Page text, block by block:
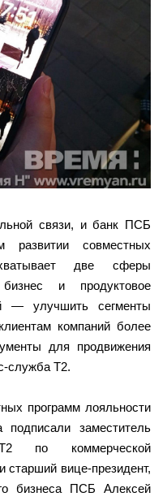
связи, и банк ПСБ
развитии совместных
две сферы
бизнес и продуктовое
— улучшить сегменты
компаний более
для продвижения
служба Т2.
программ лояльности
подписали заместитель
Т2 по коммерческой
старший вице-президент,
бизнеса ПСБ Алексей